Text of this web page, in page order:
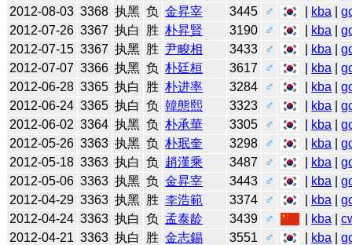
2012-08-03 3368 执黑 负 金昇宰 3445 ♂ kba |
2012-07-26 3367 执白 胜 朴昇賢 3190 ♂ kba |
2012-07-15 3367 执黑 胜 尹畯相 3433 ♂ kba |
2012-07-07 3366 执黑 负 朴廷桓 3617 ♂ kba |
2012-06-28 3365 执白 胜 朴进率 3284 ♂ kba |
2012-06-24 3365 执白 负 韓態熙 3323 ♂ kba |
2012-06-02 3364 执黑 负 朴承華 3305 ♂ kba |
2012-05-26 3363 执黑 负 朴珉奎 3298 ♂ kba |
2012-05-18 3363 执白 负 趙漢乘 3487 ♂ kba |
2012-05-06 3363 执黑 负 金昇宰 3443 ♂ kba |
2012-04-29 3363 执黑 胜 李浩範 3374 ♂ kba |
2012-04-24 3363 执白 负 孟泰龄 3439 ♂ kba |
2012-04-21 3363 执白 胜 金志錫 3551 ♂ kba |